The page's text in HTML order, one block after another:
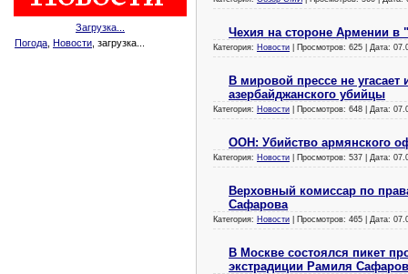
Загрузка...
Погода Новости , загрузка...
Чехия на стороне Армении в
Категория: Новости | Просмотров: 625 | Дата:
В мировой прессе не
азербайджанского убийцы
Категория: Новости | Просмотров: 648 | Дата:
ООН: Убийство армянского
Категория: Новости | Просмотров: 537 | Дата:
Верховный комиссар по
Сафарова
Категория: Новости | Просмотров: 465 | Дата:
В Москве состоялся пикет
экстрадиции Рамиля